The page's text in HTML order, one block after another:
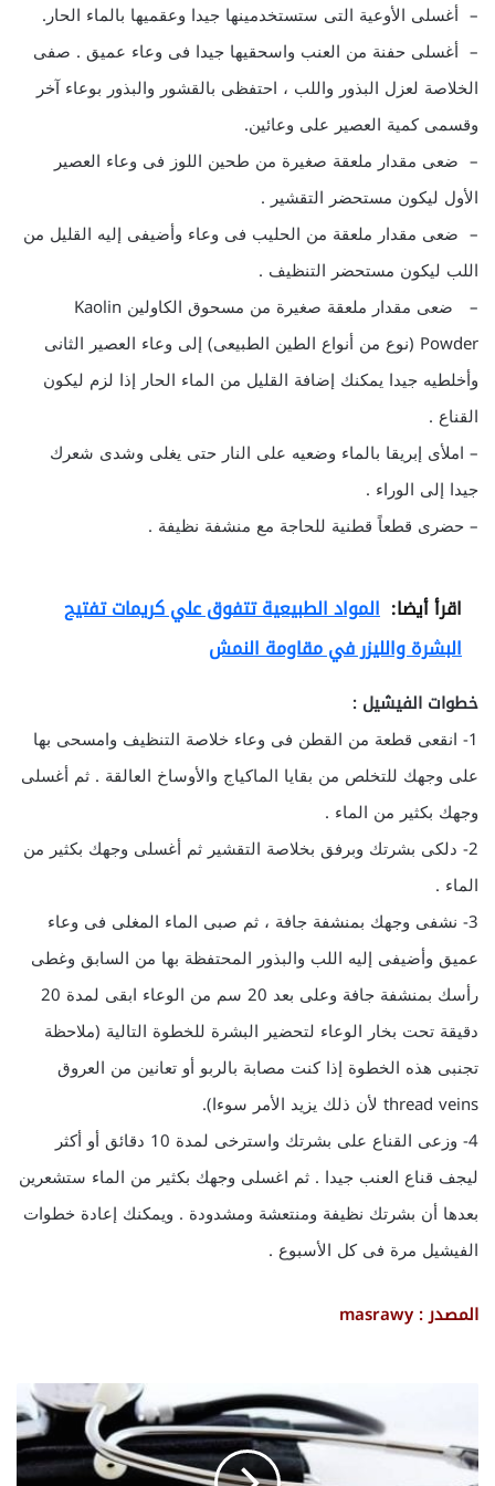
– أغسلى الأوعية التى ستستخدمينها جيدا وعقميها بالماء الحار.
– أغسلى حفنة من العنب واسحقيها جيدا فى وعاء عميق . صفى
الخلاصة لعزل البذور واللب ، احتفظى بالقشور والبذور بوعاء آخر
وقسمى كمية العصير على وعائين.
– ضعى مقدار ملعقة صغيرة من طحين اللوز فى وعاء العصير
الأول ليكون مستحضر التقشير .
– ضعى مقدار ملعقة من الحليب فى وعاء وأضيفى إليه القليل من
اللب ليكون مستحضر التنظيف .
– ضعى مقدار ملعقة صغيرة من مسحوق الكاولين Kaolin
Powder (نوع من أنواع الطين الطبيعى) إلى وعاء العصير الثانى
وأخلطيه جيدا يمكنك إضافة القليل من الماء الحار إذا لزم ليكون
القناع .
– املأى إبريقا بالماء وضعيه على النار حتى يغلى وشدى شعرك
جيدا إلى الوراء .
– حضرى قطعاً قطنية للحاجة مع منشفة نظيفة .
اقرأ أيضا: المواد الطبيعية تتفوق علي كريمات تفتيح
البشرة والليزر في مقاومة النمش
خطوات الفيشيل :
1- انقعى قطعة من القطن فى وعاء خلاصة التنظيف وامسحى بها
على وجهك للتخلص من بقايا الماكياج والأوساخ العالقة . ثم أغسلى
وجهك بكثير من الماء .
2- دلكى بشرتك وبرفق بخلاصة التقشير ثم أغسلى وجهك بكثير من
الماء .
3- نشفى وجهك بمنشفة جافة ، ثم صبى الماء المغلى فى وعاء
عميق وأضيفى إليه اللب والبذور المحتفظة بها من السابق وغطى
رأسك بمنشفة جافة وعلى بعد 20 سم من الوعاء ابقى لمدة 20
دقيقة تحت بخار الوعاء لتحضير البشرة للخطوة التالية (ملاحظة
تجنبى هذه الخطوة إذا كنت مصابة بالربو أو تعانين من العروق
thread veins لأن ذلك يزيد الأمر سوءا).
4- وزعى القناع على بشرتك واسترخى لمدة 10 دقائق أو أكثر
ليجف قناع العنب جيدا . ثم اغسلى وجهك بكثير من الماء ستشعرين
بعدها أن بشرتك نظيفة ومنتعشة ومشدودة . ويمكنك إعادة خطوات
الفيشيل مرة فى كل الأسبوع .
المصدر : masrawy
ن
و